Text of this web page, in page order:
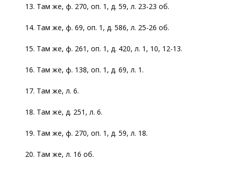
13. Там же, ф. 270, оп. 1, д. 59, л. 23-23 об.
14. Там же, ф. 69, оп. 1, д. 586, л. 25-26 об.
15. Там же, ф. 261, оп. 1, д. 420, л. 1, 10, 12-13.
16. Там же, ф. 138, оп. 1, д. 69, л. 1.
17. Там же, л. 6.
18. Там же, д. 251, л. 6.
19. Там же, ф. 270, оп. 1, д. 59, л. 18.
20. Там же, л. 16 об.